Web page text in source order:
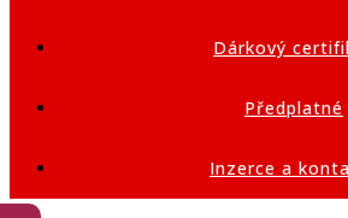
Dárkový
Předplatné
Inzerce a